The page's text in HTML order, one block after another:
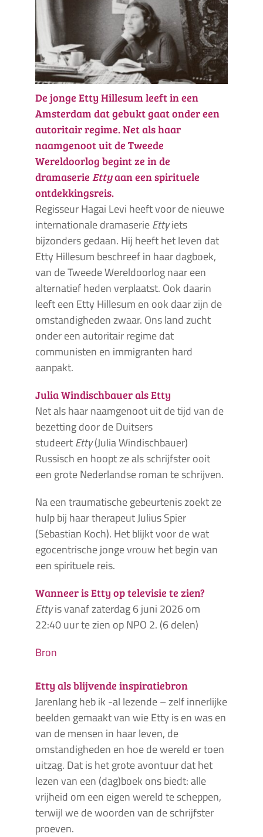
De jonge Etty Hillesum leeft in een
Amsterdam dat gebukt gaat onder een
autoritair regime. Net als haar
naamgenoot uit de Tweede
Wereldoorlog begint ze in de
dramaserie Ettyaan een spirituele
ontdekkingsreis.
Regisseur Hagai Levi heeft voor de nieuwe
internationale dramaserieEttyiets
bijzonders gedaan. Hij heeft het leven dat
Etty Hillesum beschreef in haar dagboek,
van de Tweede Wereldoorlog naar een
alternatief heden verplaatst. Ook daarin
leeft een Etty Hillesum en ook daar zijn de
omstandigheden zwaar. Ons land zucht
onder een autoritair regime dat
communisten en immigranten hard
aanpakt.
Julia Windischbauer als Etty
Net als haar naamgenoot uit de tijd van de
bezetting door de Duitsers
studeertEtty(Julia Windischbauer)
Russisch en hoopt ze als schrijfster ooit
een grote Nederlandse roman te schrijven.
Na een traumatische gebeurtenis zoekt ze
hulp bij haar therapeut Julius Spier
(Sebastian Koch). Het blijkt voor de wat
egocentrische jonge vrouw het begin van
een spirituele reis.
Wanneer is Etty op televisie te zien?
Ettyis vanaf zaterdag 6 juni 2026 om
22:40 uur te zien op NPO 2. (6 delen)
Bron
Etty als blijvende inspiratiebron
Jarenlang heb ik -al lezende – zelf innerlijke
beelden gemaakt van wie Etty is en was en
van de mensen in haar leven, de
omstandigheden en hoe de wereld er toen
uitzag. Dat is het grote avontuur dat het
lezen van een (dag)boek ons biedt: alle
vrijheid om een eigen wereld te scheppen,
terwijl we de woorden van de schrijfster
proeven.